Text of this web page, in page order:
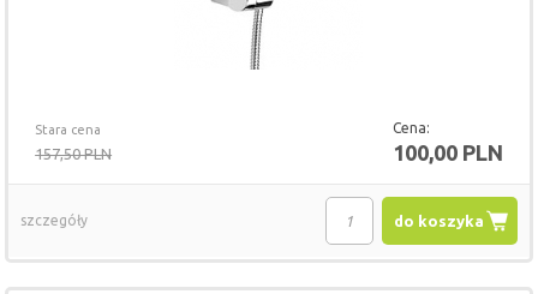
Stara cena
157,50 PLN
Cena:
100,00 PLN
do koszyka
szczegóły